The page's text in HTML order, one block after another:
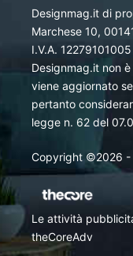
Designmag.it di
Marchese 10,
I.V.A. 12279101005
Designmag.it non
viene aggiornato
pertanto
legge n. 62 del
Copyright ©2026 -
Le attività
theCoreAdv